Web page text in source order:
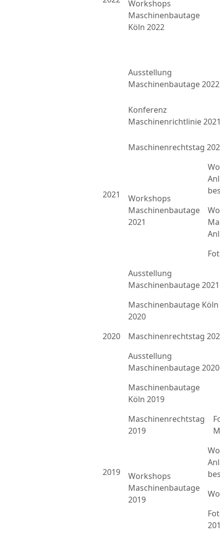
Workshops
Maschinenbautage
Köln 2022
Ausstellung
Maschinenbautage 2022
2021
Konferenz
Maschinenrichtlinie
Maschinenrechtstag
Workshops
Maschinenbautage
2021
Ausstellung
Maschinenbautage 2021
2020
Maschinenbautage Köln
2020
Maschinenrechtstag
Ausstellung
Maschinenbautage 2020
2019
Maschinenbautage
Köln 2019
Maschinenrechtstag
2019
Workshops
Maschinenbautage
2019